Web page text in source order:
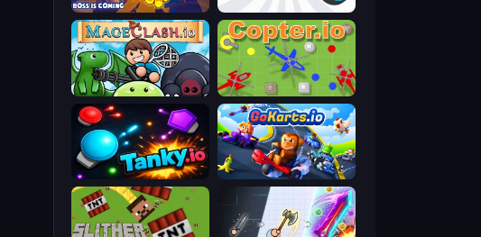
Diep.io
Fish IO
Copter.io
Mageclash.io
GoKarts.io
Tanky.io